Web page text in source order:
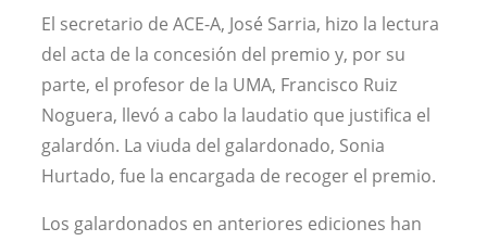
El secretario de ACE-A, José Sarria, hizo la lectura
del acta de la concesión del premio y, por su
parte, el profesor de la UMA, Francisco Ruiz
Noguera, llevó a cabo la laudatio que justifica el
galardón. La viuda del galardonado, Sonia
Hurtado, fue la encargada de recoger el premio.
Los galardonados en anteriores ediciones han